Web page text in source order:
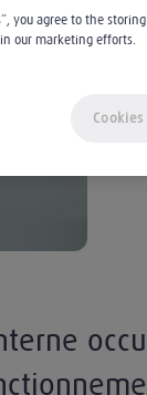
Baranger
Le 29.10.2024
you agree to the
our marketing efforts.